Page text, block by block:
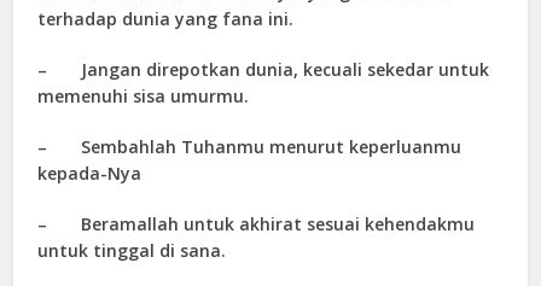
terhadap dunia yang fana ini.
– Jangan direpotkan dunia, kecuali sekedar untuk
memenuhi sisa umurmu.
– Sembahlah Tuhanmu menurut keperluanmu
kepada-Nya
– Beramallah untuk akhirat sesuai kehendakmu
untuk tinggal di sana.